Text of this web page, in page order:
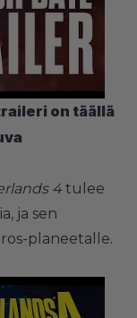
on täällä
4 tulee
ja sen
planeetalle.